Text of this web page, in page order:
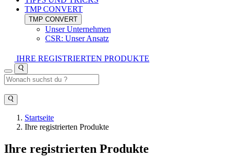
TMP CONVERT
TMP CONVERT
Unser Unternehmen
CSR: Unser Ansatz
IHRE REGISTRIERTEN PRODUKTE
Startseite
Ihre registrierten Produkte
Ihre registrierten Produkte